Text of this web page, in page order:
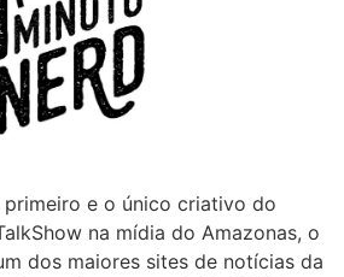
primeiro e o único criativo do
na mídia do Amazonas, o
dos maiores sites de notícias da